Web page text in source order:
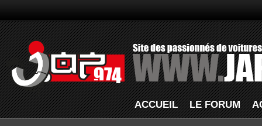
ACCUEIL LE FORUM